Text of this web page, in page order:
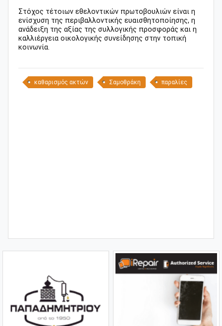
Στόχος τέτοιων εθελοντικών πρωτοβουλιών είναι η
ενίσχυση της περιβαλλοντικής ευαισθητοποίησης, η
ανάδειξη της αξίας της συλλογικής προσφοράς και η
καλλιέργεια οικολογικής συνείδησης στην τοπική
κοινωνία.
καθαρισμός ακτών Σαμοθράκη παραλίες